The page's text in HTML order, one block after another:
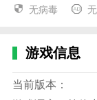
一个脑力消耗
全新的游戏场
金铲铲之战免
无病毒
游戏信息
当前版本：